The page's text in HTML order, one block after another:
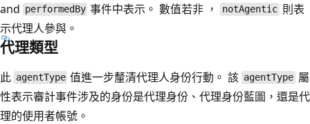
and performedBy 事件中表示。 數值若非 ， notAgentic 則表
示代理人參與。
代理類型
此 agentType 值進一步釐清代理人身份行動。 該 agentType 屬
性表示審計事件涉及的身份是代理身份、代理身份藍圖，還是代
理的使用者帳號。